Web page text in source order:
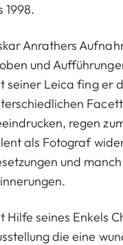
1998.
Anrathers
und
seiner Leica fing er
regen
als Fotograf
und
Hilfe seines Enkels
die eine